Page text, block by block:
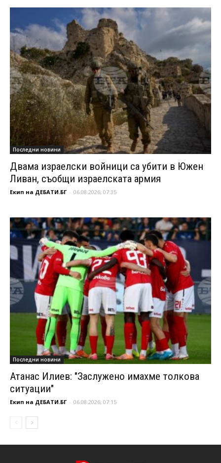
Последни новини
Двама израелски войници са убити в Южен
Ливан, съобщи израелската армия
Екип на ДЕБАТИ.БГ - 06.08.2026, 07:35
Последни новини
Атанас Илиев: "Заслужено имахме толкова
ситуации"
Екип на ДЕБАТИ.БГ - 06.08.2026, 07:15